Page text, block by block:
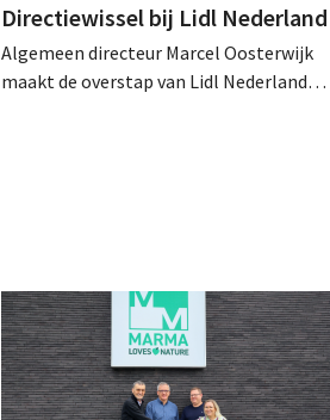
Directiewissel bij Lidl Nederland
Algemeen directeur Marcel Oosterwijk
maakt de overstap van Lidl Nederland